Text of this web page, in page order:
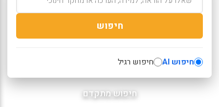
חיפוש
חיפוש AI חיפוש רגיל
חיפוש מתקדם